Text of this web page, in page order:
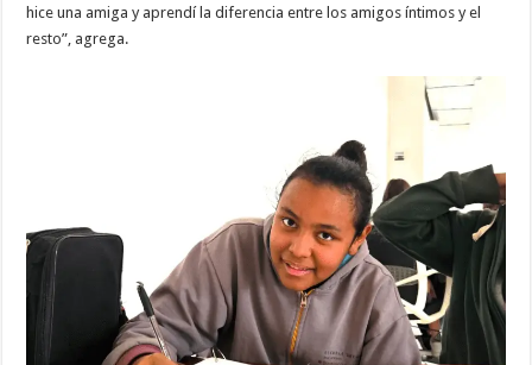
hice una amiga y aprendí la diferencia entre los amigos íntimos y el
resto”, agrega.